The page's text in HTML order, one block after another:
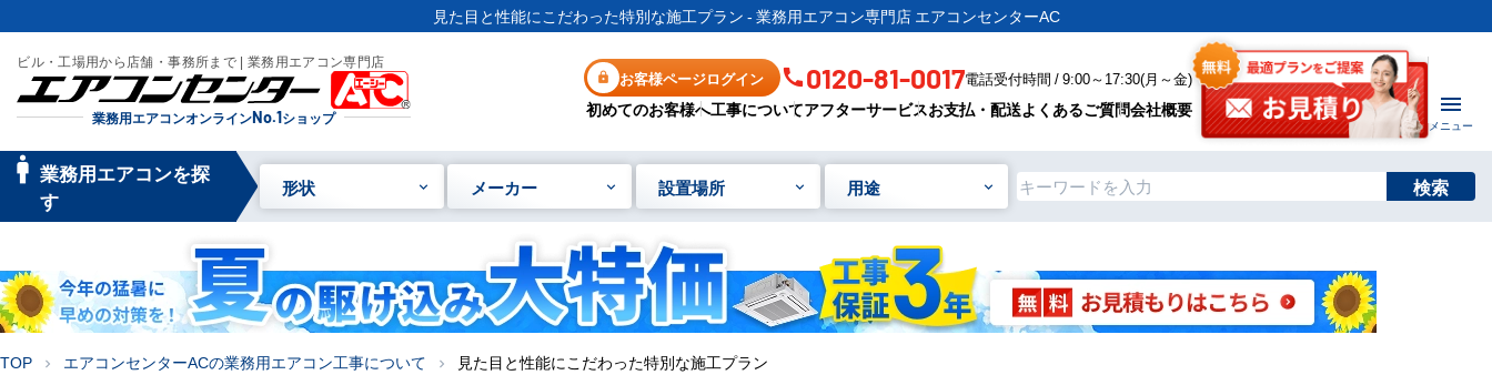
見た目と性能にこだわった特別な施工プラン - 業務用エアコン専門店 エアコンセンターAC
ビル・工場用から店舗・事務所まで | 業務用エアコン専門店
業務用エアコンオンラインNo.1ショップ
お客様ページログイン 0120-81-0017電話受付時間 / 9:00～17:30(月～金)
初めてのお客様へ工事についてアフターサービスお支払・配送よくあるご質問会社概要
メニュー
manage_searc
業務用エアコンを探
す
形状 メーカー 設置場所 用途 検索
TOP chevron_right エアコンセンターACの業務用エアコン工事について chevron_right 見た目と性能にこだわった特別な施工プラン